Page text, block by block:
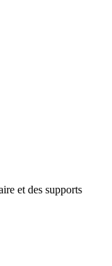
et des supports